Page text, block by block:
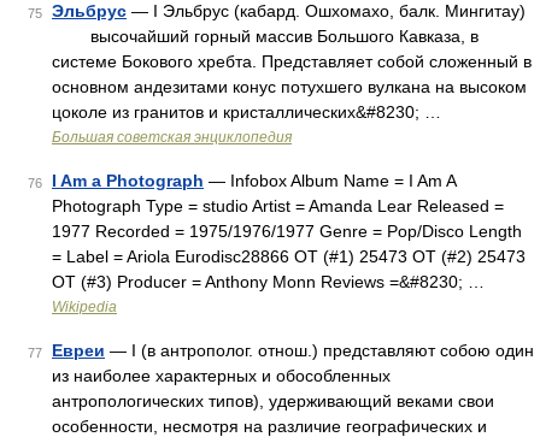
75 Эльбрус — I Эльбрус (кабард. Ошхомахо, балк. Мингитау)
высочайший горный массив Большого Кавказа, в
системе Бокового хребта. Представляет собой сложенный в
основном андезитами конус потухшего вулкана на высоком
цоколе из гранитов и кристаллических&#8230; …
Большая советская энциклопедия
76 I Am a Photograph — Infobox Album Name = I Am A
Photograph Type = studio Artist = Amanda Lear Released =
1977 Recorded = 1975/1976/1977 Genre = Pop/Disco Length
= Label = Ariola Eurodisc28866 OT (#1) 25473 OT (#2) 25473
OT (#3) Producer = Anthony Monn Reviews =&#8230; …
Wikipedia
77 Евреи — I (в антрополог. отнош.) представляют собою один
из наиболее характерных и обособленных
антропологических типов), удерживающий веками свои
особенности, несмотря на различие географических и